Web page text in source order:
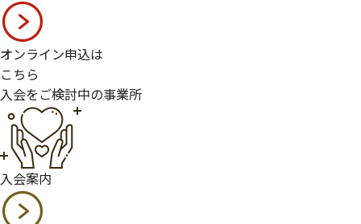
オンライン申込は
こちら
入会をご検討中の事業所
入会案内